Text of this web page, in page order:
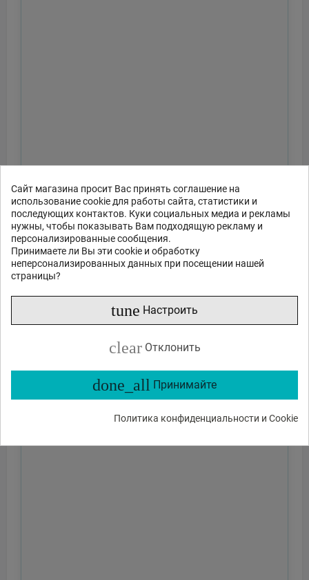
Сайт магазина просит Вас принять соглашение на
использование cookie для работы сайта, статистики и
последующих контактов. Куки социальных медиа и рекламы
нужны, чтобы показывать Вам подходящую рекламу и
персонализированные сообщения.
Принимаете ли Вы эти cookie и обработку
неперсонализированных данных при посещении нашей
страницы?
tune Настроить
clear Отклонить
done_all Принимайте
Политика конфиденциальности и Cookie